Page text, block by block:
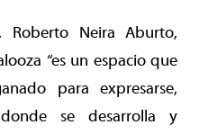
Roberto Neira Aburto,
“es un espacio que
para expresarse,
se desarrolla y